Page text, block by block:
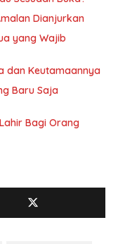
Dianjurkan
yang Wajib
dan Keutamaannya
Baru Saja
Bagi Orang